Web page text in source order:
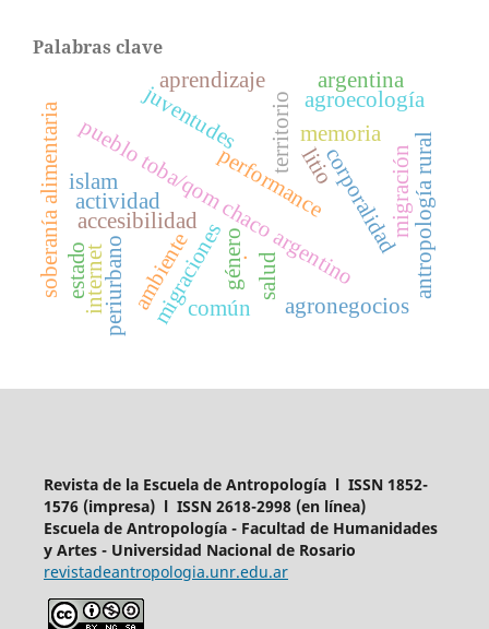
Palabras clave
pueblo toba/qom chaco argentino
memoria
corporalidad
performance
migraciones
juventudes territorio
salud
accesibilidad
género
migraciónantropología rural
agronegocios
periurbano
agroecología
soberanía alimentaria litio
aprendizaje
común
actividad
ambiente .
internet
estado
islam
argentina
Revista de la Escuela de Antropología l ISSN 1852-
1576 (impresa) l ISSN 2618-2998 (en línea)
Escuela de Antropología - Facultad de Humanidades
y Artes - Universidad Nacional de Rosario
revistadeantropologia.unr.edu.ar